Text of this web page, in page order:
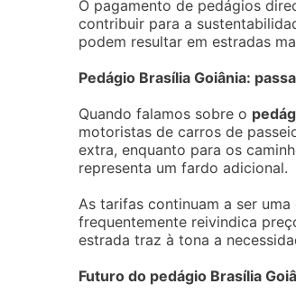
O pagamento de pedágios
contribuir para a
podem resultar em estradas
Pedágio Brasília Goiânia:
Quando falamos sobre o
motoristas de carros de
extra, enquanto para os
representa um fardo adicional.
As tarifas continuam a ser
frequentemente reivindica
estrada traz à tona a
Futuro do pedágio Brasília